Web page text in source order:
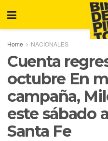
Home NACIONALES
Cuenta
octubre En
campaña,
este sábado
Santa Fe